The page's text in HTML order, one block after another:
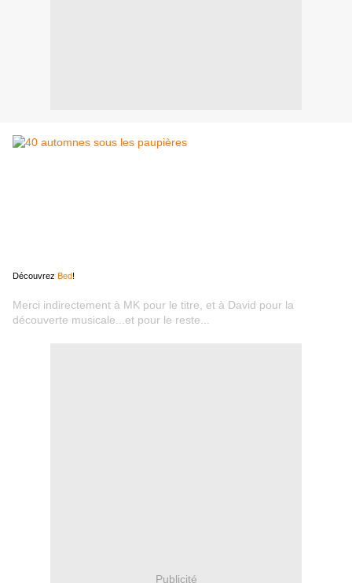
Découvrez Bed!
Merci indirectement à MK pour le titre, et à David pour la
découverte musicale...et pour le reste...
Publicité